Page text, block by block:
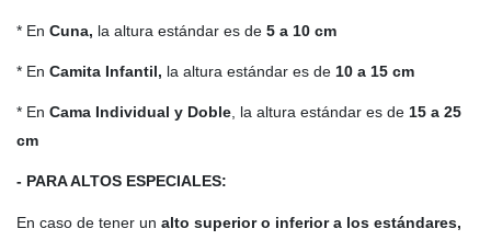
* En Cuna, la altura estándar es de 5 a 10 cm
* En Camita Infantil, la altura estándar es de 10 a 15 cm
* En Cama Individual y Doble , la altura estándar es de 15 a 25
cm
- PARA ALTOS ESPECIALES:
En caso de tener un alto superior o inferior a los estándares,